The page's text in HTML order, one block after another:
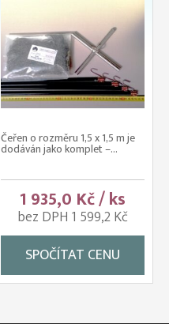
Čeřen o rozměru 1,5 x 1,5 m je
dodáván jako komplet –...
1 935,0 Kč / ks
bez DPH 1 599,2 Kč
SPOČÍTAT CENU